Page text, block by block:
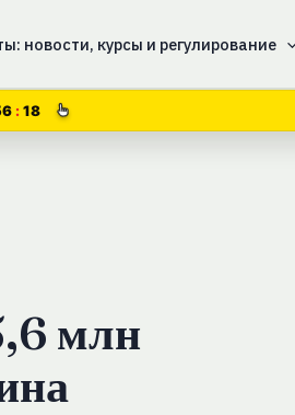
новости, курсы и регулирование
17
млн